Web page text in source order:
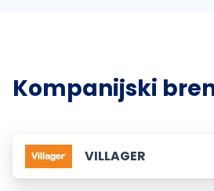
Kompanijski
VILLAGER